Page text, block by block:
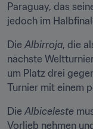
Paraguay, das
jedoch im
Die Albirroja, die
nächste
um Platz drei
Turnier mit einem
Die Albiceleste
Vorlieb nehmen